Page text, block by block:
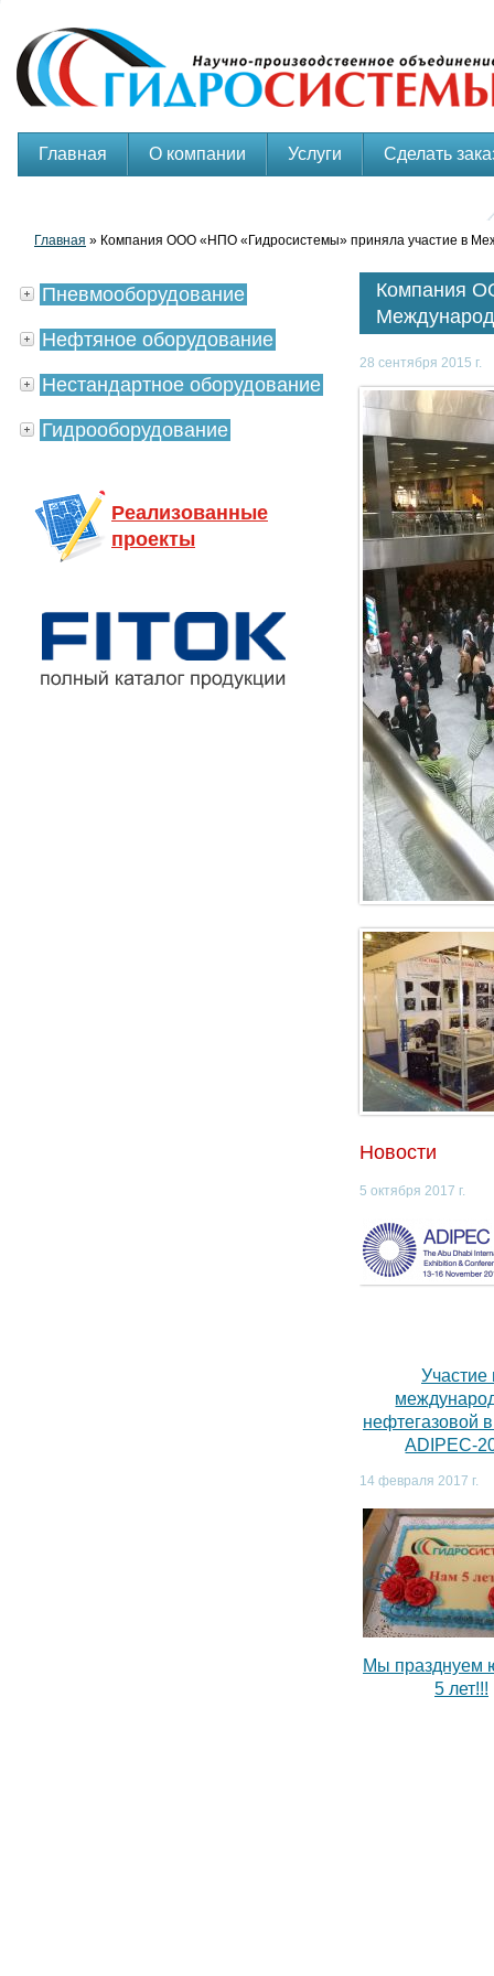
Главная О компании Услуги Сделать
Главная » Компания ООО «НПО «Гидросистемы» приняла участие в
Компания
28 сентября 2015 г.
Новости
5 октября 2017 г.
Участие
нефтегазовой
ADIPEC-
14 февраля 2017 г.
Мы празднуем
5 лет!!!
Пневмооборудование
Нефтяное оборудование
Нестандартное оборудование
Гидрооборудование
Реализованные
проекты